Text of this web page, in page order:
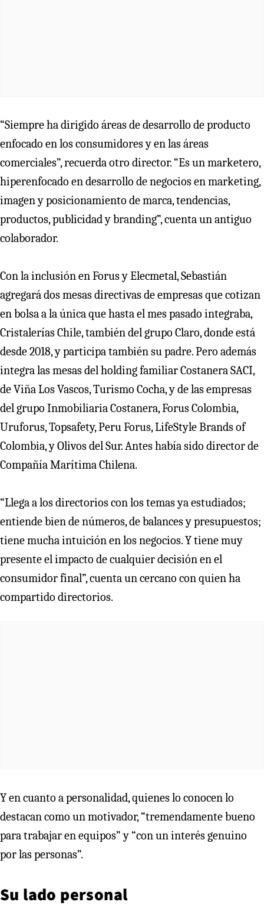
“Siempre ha dirigido áreas de desarrollo de producto
enfocado en los consumidores y en las áreas
comerciales”, recuerda otro director. “Es un marketero,
hiperenfocado en desarrollo de negocios en marketing,
imagen y posicionamiento de marca, tendencias,
productos, publicidad y branding”, cuenta un antiguo
colaborador.
Con la inclusión en Forus y Elecmetal, Sebastián
agregará dos mesas directivas de empresas que cotizan
en bolsa a la única que hasta el mes pasado integraba,
Cristalerías Chile, también del grupo Claro, donde está
desde 2018, y participa también su padre. Pero además
integra las mesas del holding familiar Costanera SACI,
de Viña Los Vascos, Turismo Cocha, y de las empresas
del grupo Inmobiliaria Costanera, Forus Colombia,
Uruforus, Topsafety, Peru Forus, LifeStyle Brands of
Colombia, y Olivos del Sur. Antes había sido director de
Compañía Marítima Chilena.
“Llega a los directorios con los temas ya estudiados;
entiende bien de números, de balances y presupuestos;
tiene mucha intuición en los negocios. Y tiene muy
presente el impacto de cualquier decisión en el
consumidor final”, cuenta un cercano con quien ha
compartido directorios.
Y en cuanto a personalidad, quienes lo conocen lo
destacan como un motivador, “tremendamente bueno
para trabajar en equipos” y “con un interés genuino
por las personas”.
Su lado personal